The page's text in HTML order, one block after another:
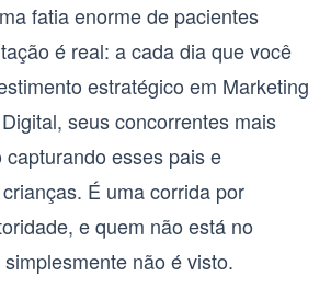
fatia enorme de pacientes
é real: a cada dia que você
estratégico em Marketing
, seus concorrentes mais
esses pais e
É uma corrida por
e quem não está no
não é visto.